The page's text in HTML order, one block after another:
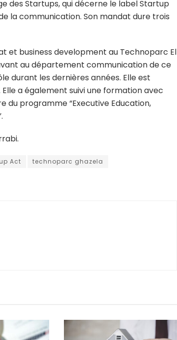
des Startups, qui décerne le label Startup
la communication. Son mandat dure trois
et business development au Technoparc El
au département communication de ce
durant les dernières années. Elle est
a également suivi une formation avec
du programme “Executive Education,
Act
technoparc ghazela